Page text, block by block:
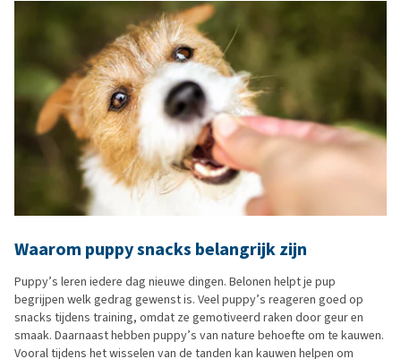
Waarom puppy snacks belangrijk zijn
Puppy’s leren iedere dag nieuwe dingen. Belonen helpt je pup
begrijpen welk gedrag gewenst is. Veel puppy’s reageren goed op
snacks tijdens training, omdat ze gemotiveerd raken door geur en
smaak. Daarnaast hebben puppy’s van nature behoefte om te kauwen.
Vooral tijdens het wisselen van de tanden kan kauwen helpen om